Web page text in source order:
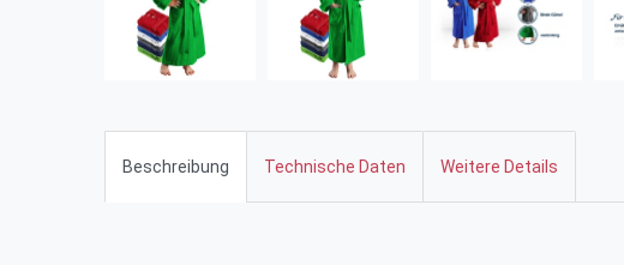
Beschreibung Technische Daten Weitere Details